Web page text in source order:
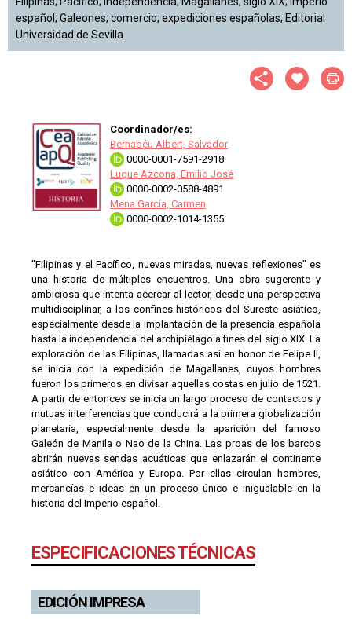
español; Galeones; comercio; expediciones españolas; Editorial
Universidad de Sevilla
Coordinador/es:
Bernabéu Albert, Salvador
0000-0001-7591-2918
Luque Azcona, Emilio José
0000-0002-0588-4891
Mena García, Carmen
0000-0002-1014-1355
"Filipinas y el Pacífico, nuevas miradas, nuevas reflexiones" es
una historia de múltiples encuentros. Una obra sugerente y
ambiciosa que intenta acercar al lector, desde una perspectiva
multidisciplinar, a los confines históricos del Sureste asiático,
especialmente desde la implantación de la presencia española
hasta la independencia del archipiélago a fines del siglo XIX. La
exploración de las Filipinas, llamadas así en honor de Felipe II,
se inicia con la expedición de Magallanes, cuyos hombres
fueron los primeros en divisar aquellas costas en julio de 1521.
A partir de entonces se inicia un largo proceso de contactos y
mutuas interferencias que conducirá a la primera globalización
planetaria, especialmente desde la aparición del famoso
Galeón de Manila o Nao de la China. Las proas de los barcos
abrirán nuevas sendas acuáticas que enlazarán el continente
asiático con América y Europa. Por ellas circulan hombres,
mercancías e ideas en un proceso único e inigualable en la
historia del Imperio español.
ESPECIFICACIONES TÉCNICAS
EDICIÓN IMPRESA